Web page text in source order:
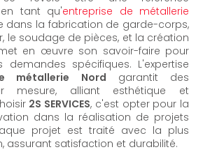
en tant qu'entreprise de métallerie
dans la fabrication de garde-corps,
le soudage de pièces, et la création
en œuvre son savoir-faire pour
spécifiques. L'expertise
métallerie Nord garantit des
mesure, alliant esthétique et
2S SERVICES, c'est opter pour la
dans la réalisation de projets
projet est traité avec la plus
assurant satisfaction et durabilité.